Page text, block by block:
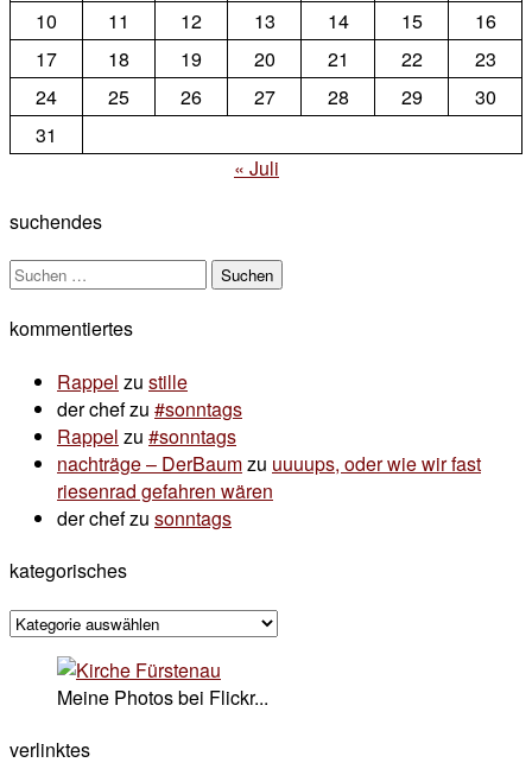
10
11 12 13 14 15
16
17
18 19 20 21 22
23
24
25 26 27 28 29
30
31
« Juli
suchendes
Suchen
kommentiertes
Rappel zu stille
der chefzu #sonntags
Rappel zu #sonntags
nachträge – DerBaumzu uuuups, oder wie wir fast
riesenrad gefahren wären
der chefzu sonntags
kategorisches
kategorisches
Meine Photos bei Flickr...
verlinktes